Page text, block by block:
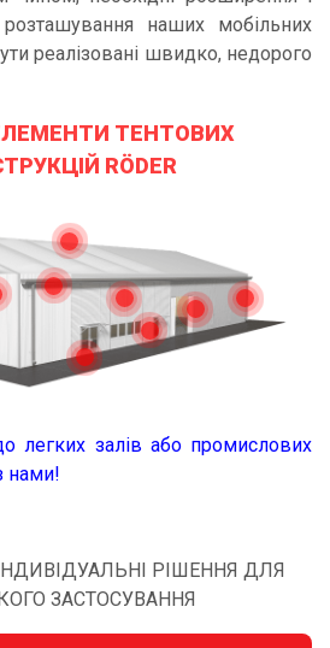
наших мобільних
реалізовані швидко, недорого
ТЕНТОВИХ
RÖDER
легких залів або промислових
нами!
РІШЕННЯ ДЛЯ
ЗАСТОСУВАННЯ